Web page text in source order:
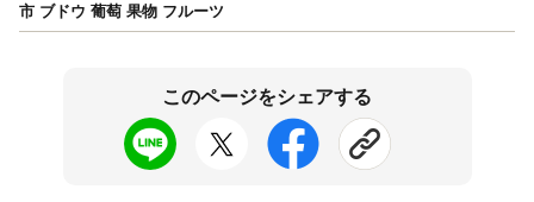
市 ブドウ 葡萄 果物 フルーツ
このページをシェアする